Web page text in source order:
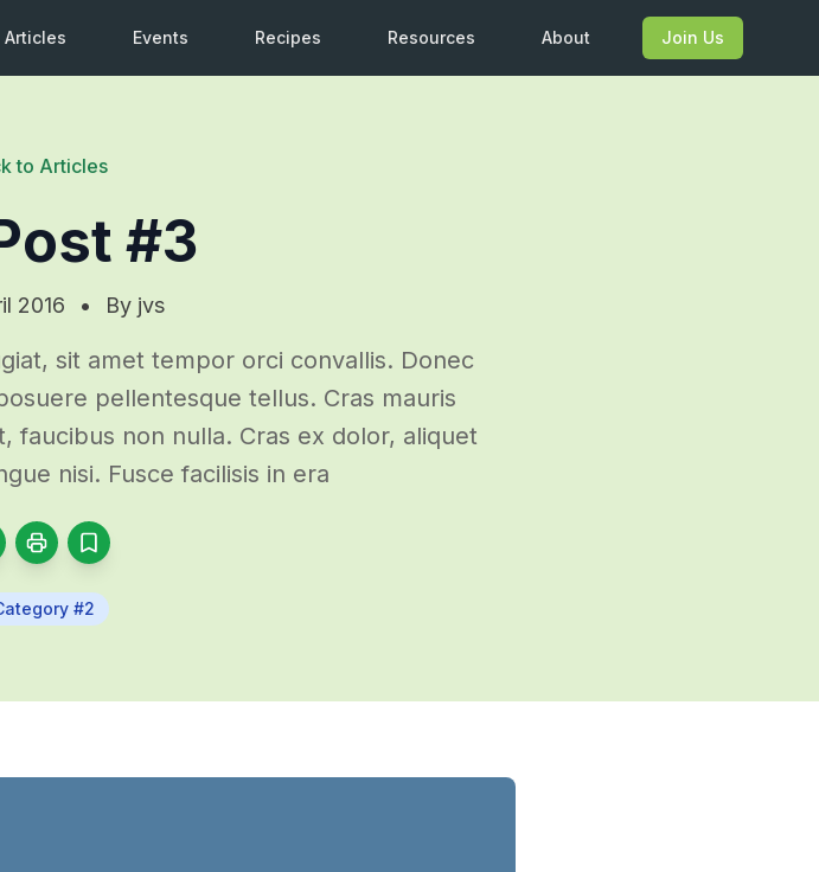
Articles Events Recipes Resources About Join Us
to Articles
#3
2016 • By jvs
sit amet tempor orci convallis. Donec
pellentesque tellus. Cras mauris
faucibus non nulla. Cras ex dolor, aliquet
nisi. Fusce facilisis in era
#2